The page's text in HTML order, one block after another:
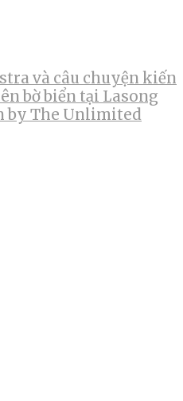
và câu chuyện kiến
bờ biển tại Lasong
by The Unlimited